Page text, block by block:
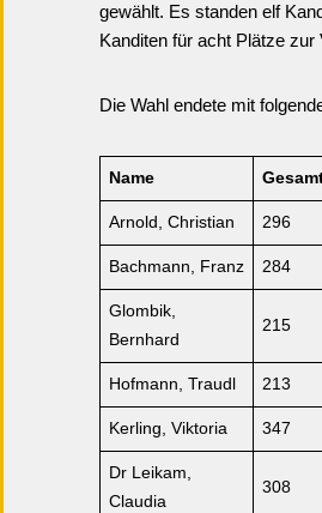
gewählt. Es standen elf
Kanditen für acht Plätze zur
Die Wahl endete mit
Name
Arnold, Christian 296
Bachmann, Franz 284
Glombik,
Bernhard
215
Hofmann, Traudl 213
Kerling, Viktoria 347
Dr Leikam,
Claudia
308